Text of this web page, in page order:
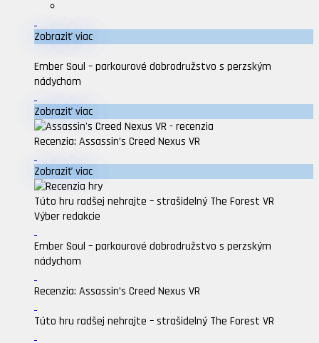
Zobraziť viac
Ember Soul – parkourové dobrodružstvo s perzským
nádychom
Zobraziť viac
Recenzia: Assassin’s Creed Nexus VR
Zobraziť viac
Túto hru radšej nehrajte – strašidelný The Forest VR
Výber redakcie
Ember Soul – parkourové dobrodružstvo s perzským
nádychom
Recenzia: Assassin’s Creed Nexus VR
Túto hru radšej nehrajte – strašidelný The Forest VR